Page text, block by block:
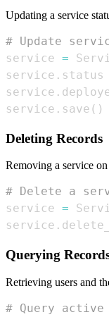
Updating a service
# Update
service =
service . status
service .
service . save ( )
Deleting Records
Removing a service
# Delete a
service =
service .
Querying
Retrieving users and
# Query